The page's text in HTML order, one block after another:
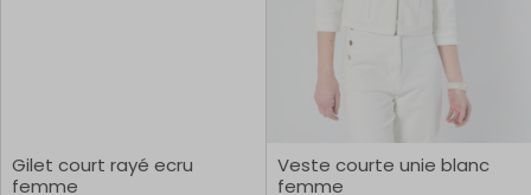
Gilet court rayé ecru
femme
Veste courte unie blanc
femme